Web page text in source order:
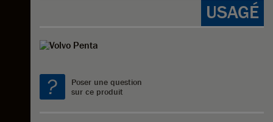
USAGÉ
Poser une question
sur ce produit